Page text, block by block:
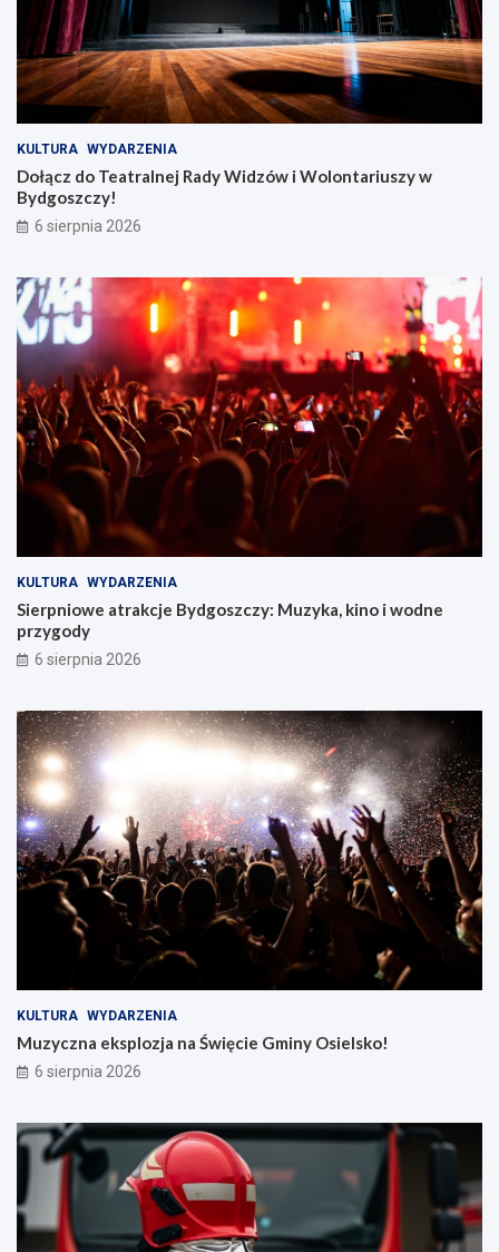
KULTURA WYDARZENIA
Dołącz do Teatralnej Rady Widzów i Wolontariuszy w
Bydgoszczy!
6 sierpnia 2026
KULTURA WYDARZENIA
Sierpniowe atrakcje Bydgoszczy: Muzyka, kino i wodne
przygody
6 sierpnia 2026
KULTURA WYDARZENIA
Muzyczna eksplozja na Święcie Gminy Osielsko!
6 sierpnia 2026